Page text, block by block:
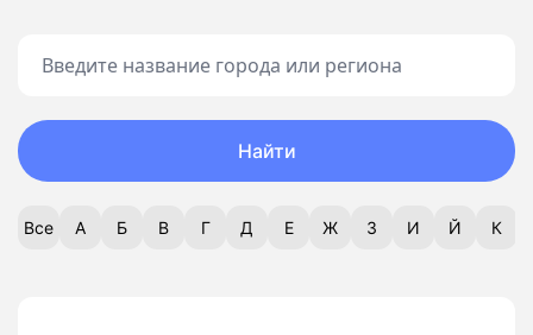
Найти
Все А Б В Г Д Е Ж З И Й К